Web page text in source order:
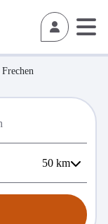
Frechen
50 km